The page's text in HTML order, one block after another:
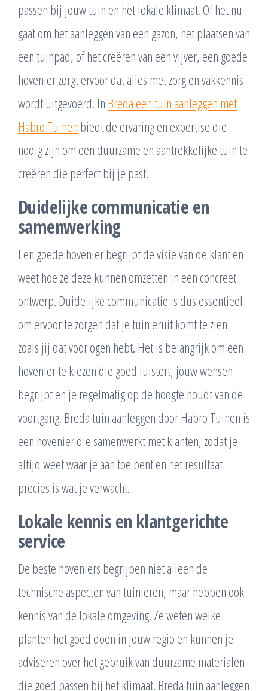
passen bij jouw tuin en het lokale klimaat. Of het nu
gaat om het aanleggen van een gazon, het plaatsen van
een tuinpad, of het creëren van een vijver, een goede
hovenier zorgt ervoor dat alles met zorg en vakkennis
wordt uitgevoerd. In Breda een tuin aanleggen met
Habro Tuinen biedt de ervaring en expertise die
nodig zijn om een duurzame en aantrekkelijke tuin te
creëren die perfect bij je past.
Duidelijke communicatie en
samenwerking
Een goede hovenier begrijpt de visie van de klant en
weet hoe ze deze kunnen omzetten in een concreet
ontwerp. Duidelijke communicatie is dus essentieel
om ervoor te zorgen dat je tuin eruit komt te zien
zoals jij dat voor ogen hebt. Het is belangrijk om een
hovenier te kiezen die goed luistert, jouw wensen
begrijpt en je regelmatig op de hoogte houdt van de
voortgang. Breda tuin aanleggen door Habro Tuinen is
een hovenier die samenwerkt met klanten, zodat je
altijd weet waar je aan toe bent en het resultaat
precies is wat je verwacht.
Lokale kennis en klantgerichte
service
De beste hoveniers begrijpen niet alleen de
technische aspecten van tuinieren, maar hebben ook
kennis van de lokale omgeving. Ze weten welke
planten het goed doen in jouw regio en kunnen je
adviseren over het gebruik van duurzame materialen
die goed passen bij het klimaat. Breda tuin aanleggen